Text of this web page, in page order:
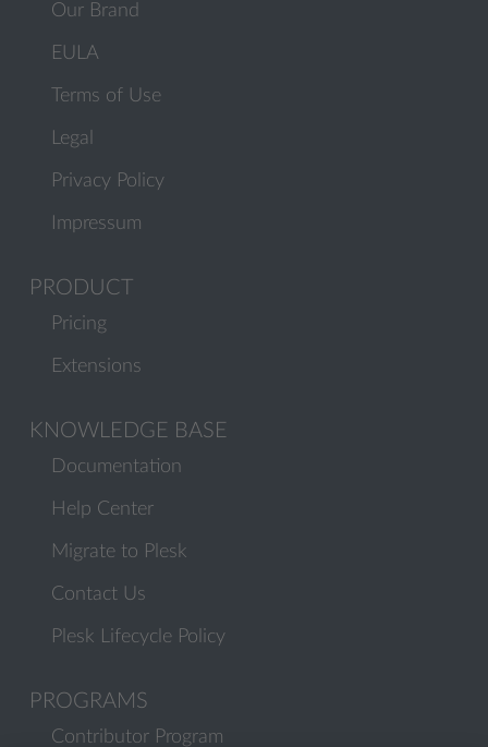
Our Brand
EULA
Terms of Use
Legal
Privacy Policy
Impressum
PRODUCT
Pricing
Extensions
KNOWLEDGE BASE
Documentation
Help Center
Migrate to Plesk
Contact Us
Plesk Lifecycle Policy
PROGRAMS
Contributor Program